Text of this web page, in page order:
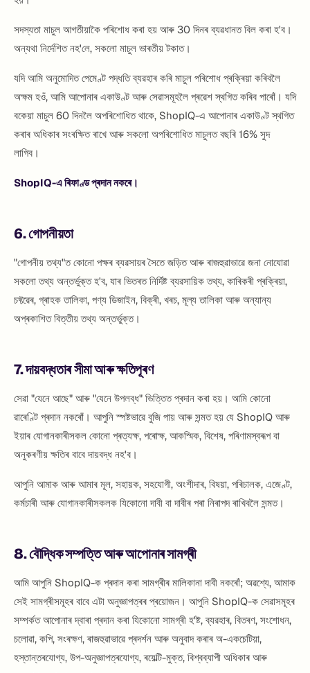
সদস্যতা মাচুল আগতীয়াকৈ পৰিশোধ কৰা হয় আৰু 30 দিনৰ ব্যৱধানত বিল কৰা হ'ব।
অন্যথা নিৰ্দেশিত নহ'লে, সকলো মাচুল ভাৰতীয় টকাত।
যদি আমি অনুমোদিত পেমেণ্ট পদ্ধতি ব্যৱহাৰ কৰি মাচুল পৰিশোধ প্ৰক্ৰিয়া কৰিবলৈ
অক্ষম হওঁ, আমি আপোনাৰ একাউণ্ট আৰু সেৱাসমূহলৈ প্ৰৱেশ স্থগিত কৰিব পাৰোঁ। যদি
বকেয়া মাচুল 60 দিনলৈ অপৰিশোধিত থাকে, ShopIQ-এ আপোনাৰ একাউণ্ট স্থগিত
কৰাৰ অধিকাৰ সংৰক্ষিত ৰাখে আৰু সকলো অপৰিশোধিত মাচুলত বছৰি 16% সুদ
লাগিব।
ShopIQ-এ ৰিফাণ্ড প্ৰদান নকৰে।
6. গোপনীয়তা
"গোপনীয় তথ্য"ত কোনো পক্ষৰ ব্যৱসায়ৰ সৈতে জড়িত আৰু ৰাজহুৱাভাৱে জনা নোযোৱা
সকলো তথ্য অন্তৰ্ভুক্ত হ'ব, যাৰ ভিতৰত নিৰ্দিষ্ট ব্যৱসায়িক তথ্য, কাৰিকৰী প্ৰক্ৰিয়া,
চফ্টৱেৰ, গ্ৰাহক তালিকা, পণ্য ডিজাইন, বিক্ৰী, খৰচ, মূল্য তালিকা আৰু অন্যান্য
অপ্ৰকাশিত বিত্তীয় তথ্য অন্তৰ্ভুক্ত।
7. দায়বদ্ধতাৰ সীমা আৰু ক্ষতিপূৰণ
সেৱা "যেনে আছে" আৰু "যেনে উপলব্ধ" ভিত্তিত প্ৰদান কৰা হয়। আমি কোনো
ৱাৰেণ্টি প্ৰদান নকৰোঁ। আপুনি স্পষ্টভাৱে বুজি পায় আৰু সন্মত হয় যে ShopIQ আৰু
ইয়াৰ যোগানকাৰীসকল কোনো প্ৰত্যক্ষ, পৰোক্ষ, আকস্মিক, বিশেষ, পৰিণামস্বৰূপ বা
অনুকৰণীয় ক্ষতিৰ বাবে দায়বদ্ধ নহ'ব।
আপুনি আমাক আৰু আমাৰ মূল, সহায়ক, সহযোগী, অংশীদাৰ, বিষয়া, পৰিচালক, এজেণ্ট,
কৰ্মচাৰী আৰু যোগানকাৰীসকলক যিকোনো দাবী বা দাবীৰ পৰা নিৰাপদ ৰাখিবলৈ সন্মত।
8. বৌদ্ধিক সম্পত্তি আৰু আপোনাৰ সামগ্ৰী
আমি আপুনি ShopIQ-ক প্ৰদান কৰা সামগ্ৰীৰ মালিকানা দাবী নকৰোঁ; অৱশ্যে, আমাক
সেই সামগ্ৰীসমূহৰ বাবে এটা অনুজ্ঞাপত্ৰৰ প্ৰয়োজন। আপুনি ShopIQ-ক সেৱাসমূহৰ
সম্পৰ্কত আপোনাৰ দ্বাৰা প্ৰদান কৰা যিকোনো সামগ্ৰী হ'ষ্ট, ব্যৱহাৰ, বিতৰণ, সংশোধন,
চলোৱা, কপি, সংৰক্ষণ, ৰাজহুৱাভাৱে প্ৰদৰ্শন আৰু অনুবাদ কৰাৰ অ-একচেটিয়া,
হস্তান্তৰযোগ্য, উপ-অনুজ্ঞাপত্ৰযোগ্য, ৰয়েল্টি-মুক্ত, বিশ্বব্যাপী অধিকাৰ আৰু